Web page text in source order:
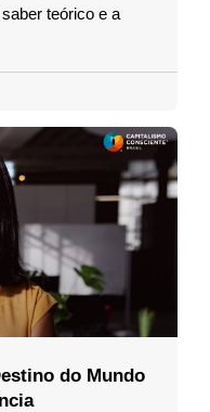
teórico e a
do Mundo